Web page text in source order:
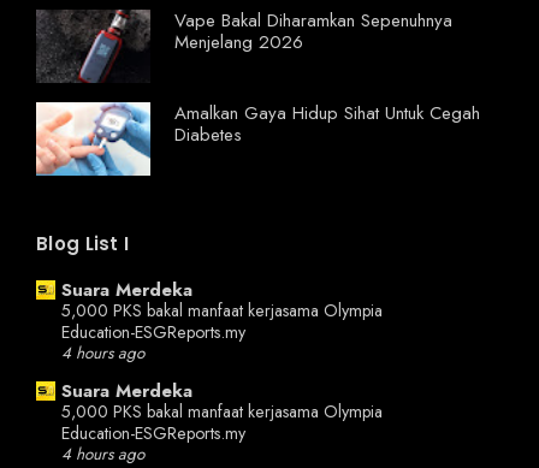
Vape Bakal Diharamkan Sepenuhnya
Menjelang 2026
Amalkan Gaya Hidup Sihat Untuk Cegah
Diabetes
Blog List I
Suara Merdeka
5,000 PKS bakal manfaat kerjasama Olympia
Education-ESGReports.my
4 hours ago
Suara Merdeka
5,000 PKS bakal manfaat kerjasama Olympia
Education-ESGReports.my
4 hours ago